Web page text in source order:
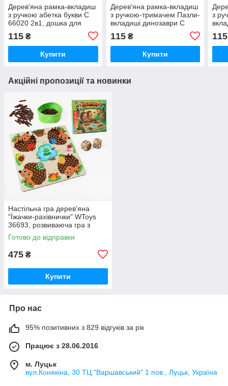
Дерев'яна рамка-вкладиш
з ручкою абетка букви C
66020 2в1, дошка для
115 ₴
Купити
Дерев'яна рамка-вкладиш
з ручкою-тримачем Пазли-
вкладиші динозаври C
малювання,
115₴
Купити
з
115
Акційні пропозиції та новинки
Настільна гра дерев'яна
"Їжачки-рахівнички" WToys
36693, розвиваюча гра з
кубиками та паличками,
платформа 30х30 см
Готово до відправки
475 ₴
Купити
Про нас
95% позитивних з 829 відгуків за рік
Працює з 28.06.2016
м. Луцьк
вул.Конякіна, 30 ТЦ "Варшавський" 1 пов., Луцьк, Україна